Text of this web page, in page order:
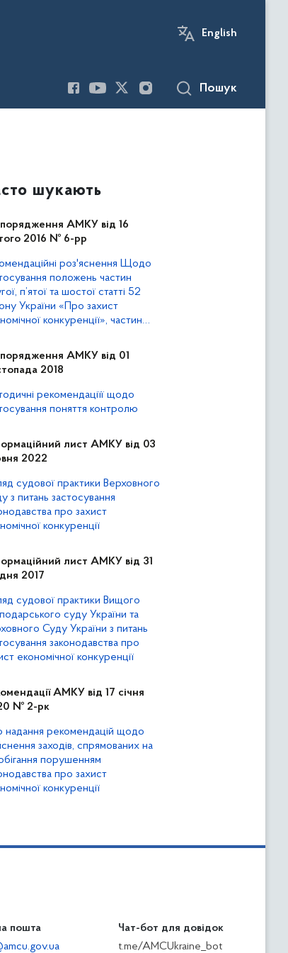
English
Пошук
шукають
АМКУ від 16
2016 № 6-рр
роз'яснення Щодо
положень частин
п’ятої та шостої статті 52
України «Про захист
конкуренції», частин
«Про захист від
конкуренції»
АМКУ від 01
2018
рекомендаціїї щодо
поняття контролю
лист АМКУ від 03
2022
судової практики Верховного
з питань застосування
про захист
конкуренції
лист АМКУ від 31
2017
судової практики Вищого
суду України та
Суду України з питань
законодавства про
економічної конкуренції
АМКУ від 17 січня
№ 2-рк
надання рекомендацій щодо
заходів, спрямованих на
порушенням
про захист
конкуренції
пошта
Чат-бот для довідок
t.me/AMCUkraine_bot